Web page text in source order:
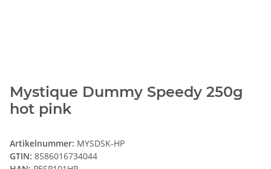
Mystique Dummy Speedy 250g
hot pink
Artikelnummer: MYSDSK-HP
GTIN: 8586016734044